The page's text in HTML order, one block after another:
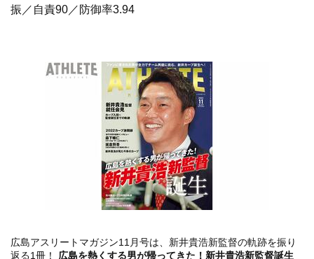
振／自責90／防御率3.94
広島アスリートマガジン11月号は、新井貴浩新監督の軌跡を振り
返る1冊！ 広島を熱くする男が帰ってきた！新井貴浩新監督誕生